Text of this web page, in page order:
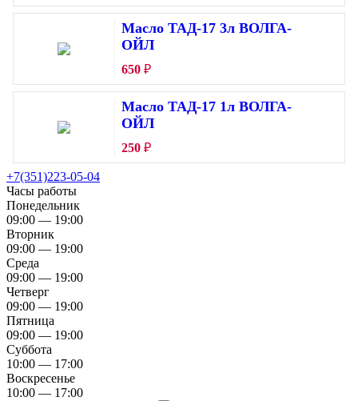
Масло ТАД-17 3л ВОЛГА-
ОЙЛ
650 ₽
Масло ТАД-17 1л ВОЛГА-
ОЙЛ
250 ₽
+7(351)223-05-04
Часы работы
Понедельник
09:00 — 19:00
Вторник
09:00 — 19:00
Среда
09:00 — 19:00
Четверг
09:00 — 19:00
Пятница
09:00 — 19:00
Суббота
10:00 — 17:00
Воскресенье
10:00 — 17:00